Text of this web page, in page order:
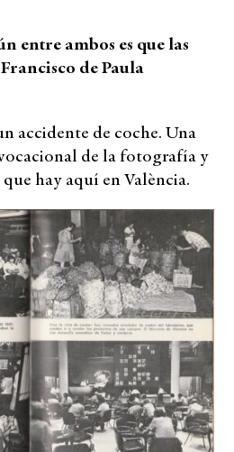
entre ambos es que las
de Paula
accidente de coche. Una
de la fotografía y
hay aquí en València.